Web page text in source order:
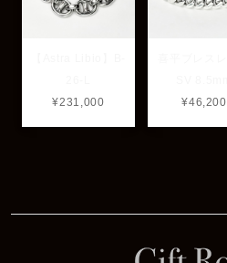
¥231,000
¥46,200